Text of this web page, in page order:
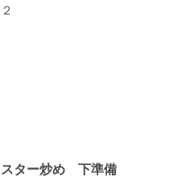
スター炒め 下準備